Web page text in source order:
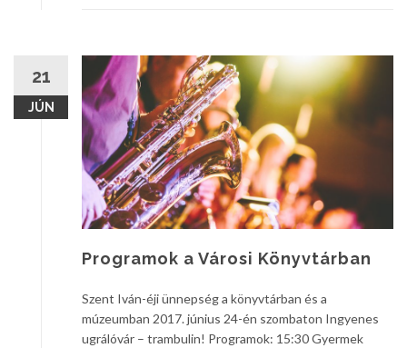
21
JÚN
Programok a Városi Könyvtárban
Szent Iván-éji ünnepség a könyvtárban és a
múzeumban 2017. június 24-én szombaton Ingyenes
ugrálóvár – trambulin! Programok: 15:30 Gyermek